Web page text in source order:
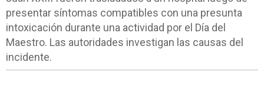
presentar síntomas compatibles con una presunta
intoxicación durante una actividad por el Día del
Maestro. Las autoridades investigan las causas del
incidente.